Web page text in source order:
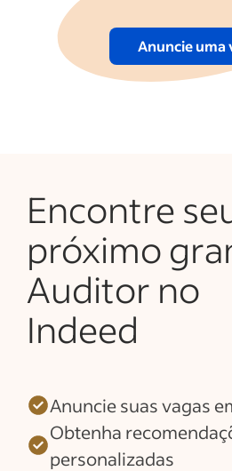
Anuncie uma
Encontre
próximo
Auditor no
Indeed
Anuncie suas vagas
Obtenha
personalizadas